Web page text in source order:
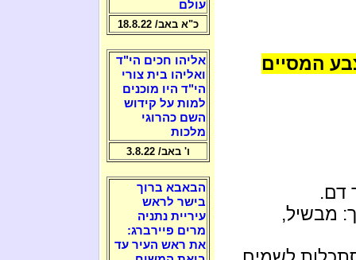
המסיים
דם.
מבשיל,
עולם
כ"א באב/ 18.8.22
אליהו חכים הי"ד
ואליהו בית צורי
הי"ד היו מוכנים
למות על קידוש
השם כהרוגי
מלכות
ו' באב/ 3.8.22
הבאבא ברוך
בישר לראש
עיריית נתניה
מרים פיירברג:
את ראש העיר עד